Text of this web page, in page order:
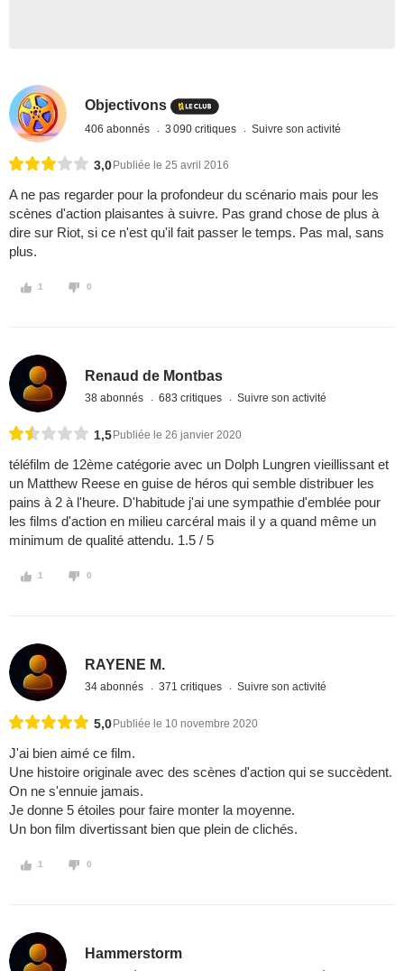
Objectivons
406 abonnés 3 090 critiques Suivre son activité
3,0 Publiée le 25 avril 2016
A ne pas regarder pour la profondeur du scénario mais pour les
scènes d'action plaisantes à suivre. Pas grand chose de plus à
dire sur Riot, si ce n'est qu'il fait passer le temps. Pas mal, sans
plus.
1 0
Renaud de Montbas
38 abonnés 683 critiques Suivre son activité
1,5 Publiée le 26 janvier 2020
téléfilm de 12ème catégorie avec un Dolph Lungren vieillissant et
un Matthew Reese en guise de héros qui semble distribuer les
pains à 2 à l'heure. D'habitude j'ai une sympathie d'emblée pour
les films d'action en milieu carcéral mais il y a quand même un
minimum de qualité attendu. 1.5 / 5
1 0
RAYENE M.
34 abonnés 371 critiques Suivre son activité
5,0 Publiée le 10 novembre 2020
J'ai bien aimé ce film.
Une histoire originale avec des scènes d'action qui se succèdent.
On ne s'ennuie jamais.
Je donne 5 étoiles pour faire monter la moyenne.
Un bon film divertissant bien que plein de clichés.
1 0
Hammerstorm